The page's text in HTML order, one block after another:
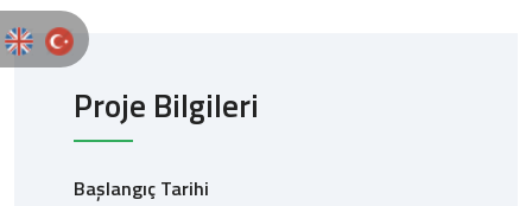
Proje Bilgileri
Başlangıç Tarihi